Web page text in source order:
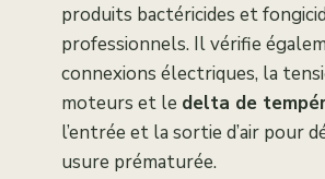
produits bactéricides et
professionnels. Il vérifie
connexions électriques, la
moteurs et le delta de
l’entrée et la sortie d’air pour
usure prématurée.